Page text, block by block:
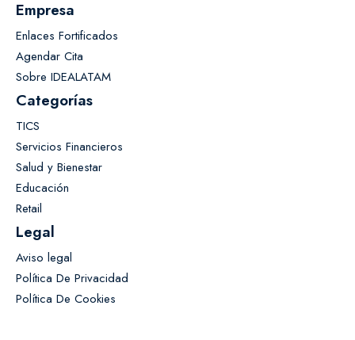
Empresa
Enlaces Fortificados
Agendar Cita
Sobre IDEALATAM
Categorías
TICS
Servicios Financieros
Salud y Bienestar
Educación
Retail
Legal
Aviso legal
Política De Privacidad
Política De Cookies